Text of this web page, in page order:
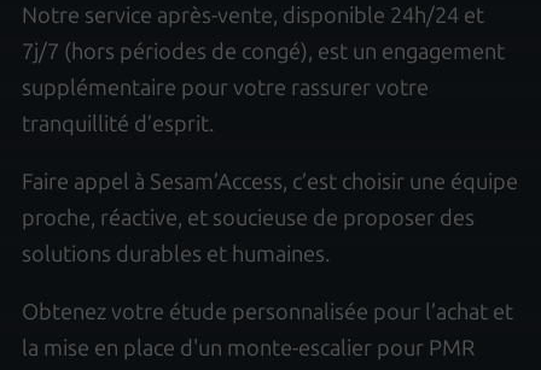
Notre service après-vente, disponible 24h/24 et
7j/7 (hors périodes de congé), est un engagement
supplémentaire pour votre rassurer votre
tranquillité d’esprit.
Faire appel à Sesam’Access, c’est choisir une équipe
proche, réactive, et soucieuse de proposer des
solutions durables et humaines.
Obtenez votre étude personnalisée pour l’achat et
la mise en place d'un monte-escalier pour PMR